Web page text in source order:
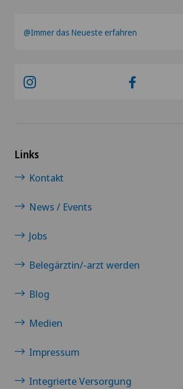
Erektile Dysfunktion
Ericksonsche Hypnose
Erkrankungen der Nebenschilddrüse
Ernährungsberatung
Fuss- und Sprunggelenkchirurgie
@Immer das Neueste erfahren
Links
Kontakt
News / Events
Jobs
Belegärztin/-arzt werden
Blog
Medien
Impressum
Integrierte Versorgung